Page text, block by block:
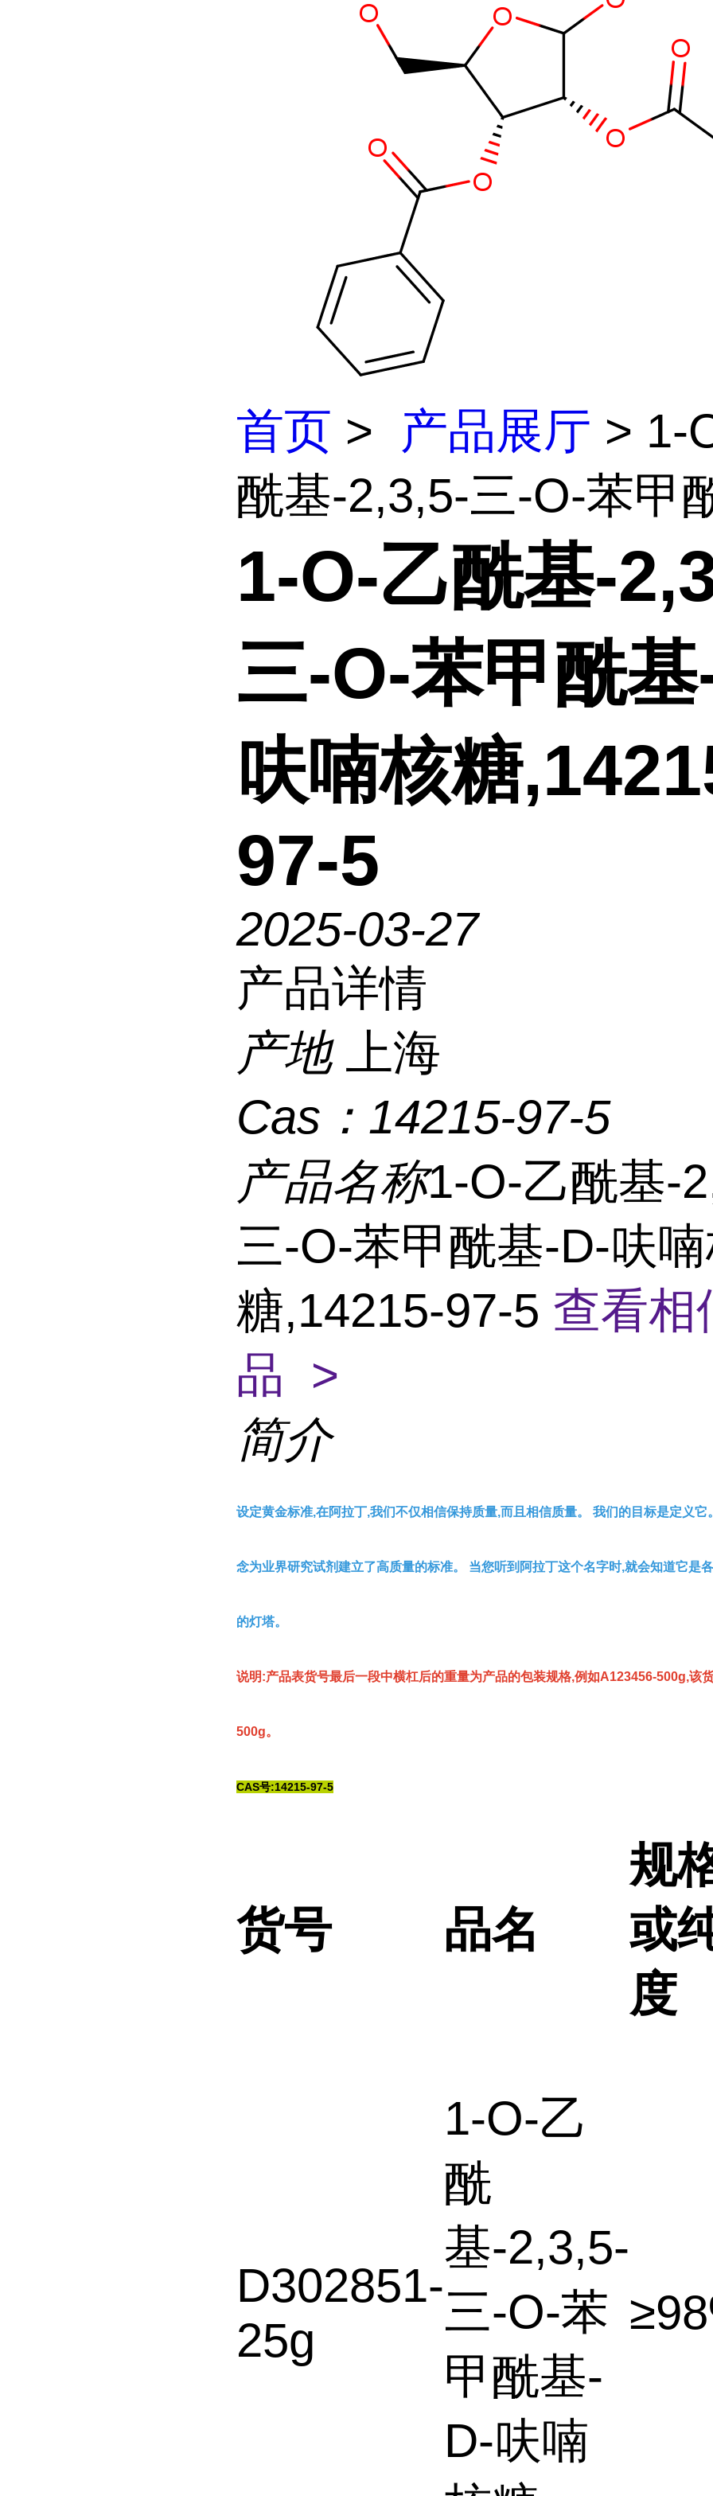
首页 > 产品展厅 > 1-
酰基-2,3,5-三-O-苯甲
1-O-乙酰基-
三-O-苯甲酰
呋喃核糖
97-5
2025-03-27
产品详情
产地 上海
Cas： 14215-97-5
产品名称1-O-乙酰基-
三-O-苯甲酰基-D-呋
糖,14215-97-5 查看相
品 >
简介
设定黄金标准,在阿拉丁,我们不仅相信保持质量,而且相信质量。 我们的目标是定义它
念为业界研究试剂建立了高质量的标准。 当您听到阿拉丁这个名字时,就会知道它是
的灯塔。
说明:产品表货号最后一段中横杠后的重量为产品的包装规格,例如A123456-500g,该
500g。
CAS号:14215-97-5
货号 品名
规
或
度
D302851-
25g
1-O-乙
酰
基-2,3,5-
三-O-苯
甲酰基-
D-呋喃